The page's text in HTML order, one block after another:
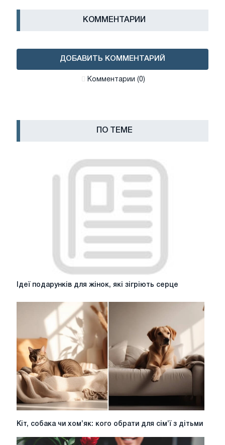
КОММЕНТАРИИ
ДОБАВИТЬ КОММЕНТАРИЙ
Комментарии (0)
ПО ТЕМЕ
Ідеї
подарунків
для
серце
Ідеї подарунків для жінок, які зігріють серце
Кіт,
собака
чи
Кіт, собака чи хом’як: кого обрати для сім’ї з дітьми